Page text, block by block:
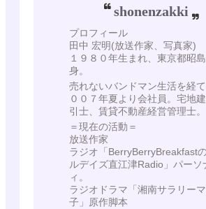
shonenzakki
プロフィール
田中 宏明(放送作家、写真家)
１９８０年生まれ、東京都昭
身。
売れないバンドマン生活を経
００７年夏より会社員。宅地
引士、賃貸不動産経営管理士。
＝現在の活動＝
放送作家
ラジオ「BerryBerryBreakfast
ルデイズ直江津Radio」パーソ
ィ。
ラジオドラマ「湘南サラリー
子」原作脚本